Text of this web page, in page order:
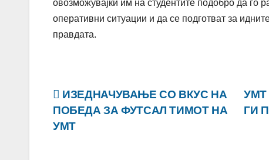
овозможувајќи им на студентите подобро да го
оперативни ситуации и да се подготват за
правдата.
Навигација
на
УМТ
ГИ
ИЗЕДНАЧУВАЊЕ СО ВКУС НА
ПОБЕДА ЗА ФУТСАЛ ТИМОТ НА
УMТ